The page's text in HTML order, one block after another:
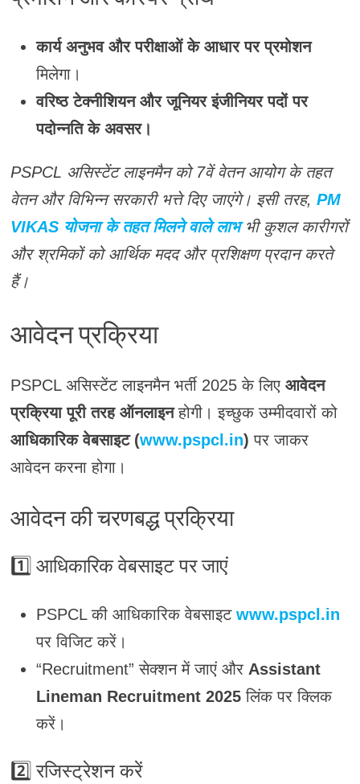
कार्य अनुभव और परीक्षाओं के आधार पर प्रमोशन
मिलेगा।
वरिष्ठ टेक्नीशियन और जूनियर इंजीनियर पदों पर
पदोन्नति के अवसर।
PSPCL असिस्टेंट लाइनमैन को 7वें वेतन आयोग के तहत
वेतन और विभिन्न सरकारी भत्ते दिए जाएंगे। इसी तरह, PM
VIKAS योजना के तहत मिलने वाले लाभभी कुशल कारीगरों
और श्रमिकों को आर्थिक मदद और प्रशिक्षण प्रदान करते
हैं।
आवेदन प्रक्रिया
PSPCL असिस्टेंट लाइनमैन भर्ती 2025 के लिए आवेदन
प्रक्रिया पूरी तरह ऑनलाइनहोगी। इच्छुक उम्मीदवारों को
आधिकारिक वेबसाइट (www.pspcl.in) पर जाकर
आवेदन करना होगा।
आवेदन की चरणबद्ध प्रक्रिया
1️⃣ आधिकारिक वेबसाइट पर जाएं
PSPCL की आधिकारिक वेबसाइट www.pspcl.in
पर विजिट करें।
“Recruitment” सेक्शन में जाएं और Assistant
Lineman Recruitment 2025लिंक पर क्लिक
करें।
2️⃣रजिस्ट्रेशन करें